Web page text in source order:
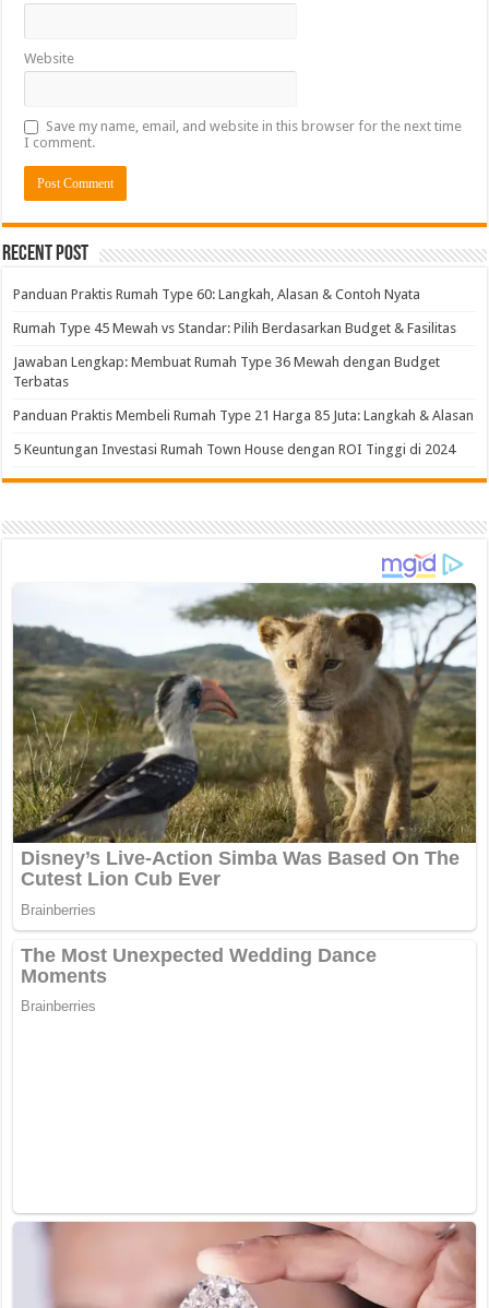
Website
Save my name, email, and website in this browser for the next time
I comment.
Alternative:
Recent Post
Panduan Praktis Rumah Type 60: Langkah, Alasan & Contoh Nyata
Rumah Type 45 Mewah vs Standar: Pilih Berdasarkan Budget & Fasilitas
Jawaban Lengkap: Membuat Rumah Type 36 Mewah dengan Budget
Terbatas
Panduan Praktis Membeli Rumah Type 21 Harga 85 Juta: Langkah & Alasan
5 Keuntungan Investasi Rumah Town House dengan ROI Tinggi di 2024